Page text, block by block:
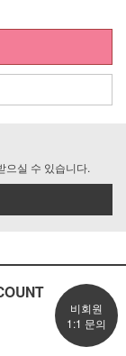
으실 수 있습니다.
비회원
1:1 문의